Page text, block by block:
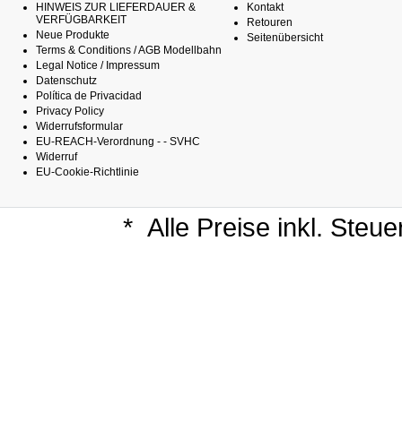
HINWEIS ZUR LIEFERDAUER &
VERFÜGBARKEIT
Neue Produkte
Terms & Conditions / AGB Modellbahn
Legal Notice / Impressum
Datenschutz
Política de Privacidad
Privacy Policy
Widerrufsformular
EU-REACH-Verordnung - - SVHC
Widerruf
EU-Cookie-Richtlinie
Kontakt
Retouren
Seitenübersicht
* Alle Preise inkl.